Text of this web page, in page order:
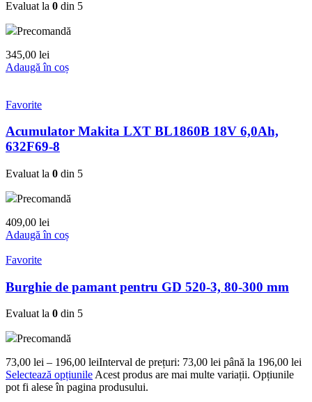
Evaluat la 0 din 5
Precomandă
345,00 lei
Adaugă în coș
Favorite
Acumulator Makita LXT BL1860B 18V 6,0Ah,
632F69-8
Evaluat la 0 din 5
Precomandă
409,00 lei
Adaugă în coș
Favorite
Burghie de pamant pentru GD 520-3, 80-300 mm
Evaluat la 0 din 5
Precomandă
73,00 lei – 196,00 leiInterval de prețuri: 73,00 lei până la 196,00 lei
Selectează opțiunile Acest produs are mai multe variații. Opțiunile
pot fi alese în pagina produsului.